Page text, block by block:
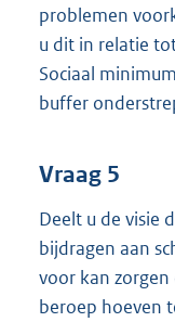
problemen
u dit in relatie
Sociaal
buffer
Vraag 5
Deelt u de visie
bijdragen aan
voor kan
beroep hoeven